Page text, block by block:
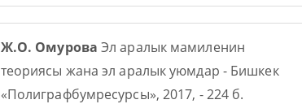
Ж.О. Омурова Эл аралык мамиленин
теориясы жана эл аралык уюмдар - Бишкек
«Полиграфбумресурсы», 2017, - 224 б.